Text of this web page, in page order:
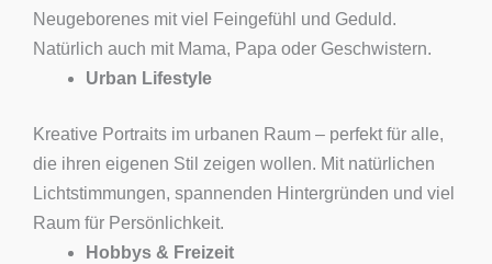
Neugeborenes mit viel Feingefühl und Geduld.
Natürlich auch mit Mama, Papa oder Geschwistern.
Urban Lifestyle
Kreative Portraits im urbanen Raum – perfekt für alle,
die ihren eigenen Stil zeigen wollen. Mit natürlichen
Lichtstimmungen, spannenden Hintergründen und viel
Raum für Persönlichkeit.
Hobbys & Freizeit